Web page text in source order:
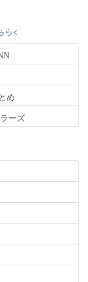
ら<
め
ーズ